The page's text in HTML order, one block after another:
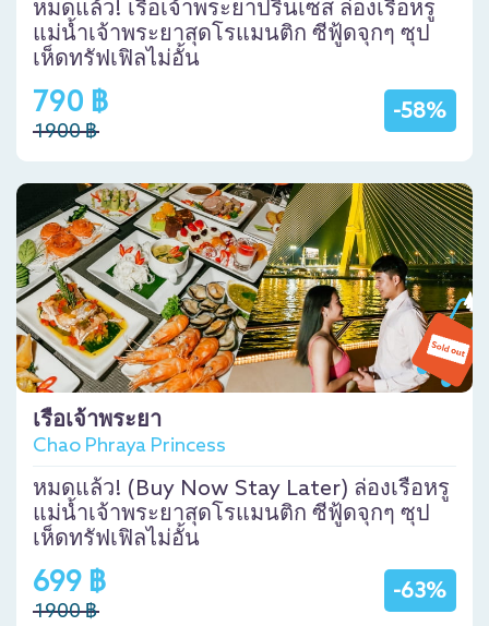
หมดแล้ว! เรือเจ้าพระยาปริ้นเซส ล่องเรือหรู
แม่น้ำเจ้าพระยาสุดโรแมนติก ซีฟู้ดจุกๆ ซุป
เห็ดทรัฟเฟิลไม่อั้น
-58%
790 ฿
1900 ฿
เรือเจ้าพระยา
Chao Phraya Princess
หมดแล้ว! (Buy Now Stay Later) ล่องเรือหรู
แม่น้ำเจ้าพระยาสุดโรแมนติก ซีฟู้ดจุกๆ ซุป
เห็ดทรัฟเฟิลไม่อั้น
-63%
699 ฿
1900 ฿